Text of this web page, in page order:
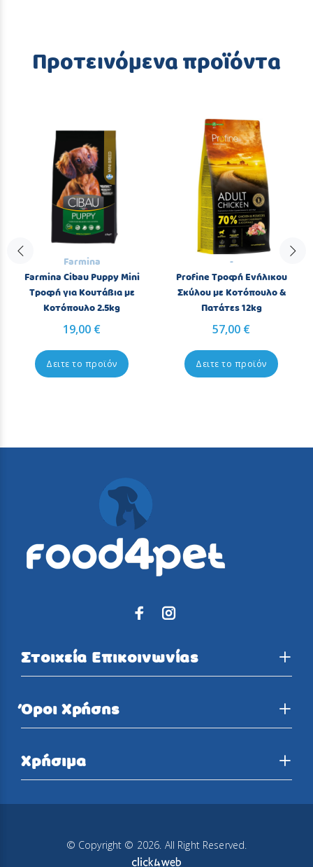
Προτεινόμενα προϊόντα
Farmina
Farmina Cibau Puppy Mini
Τροφή για Κουτάβια με
Κοτόπουλο 2.5kg
19,00 €
Δειτε το προϊόν
-
Profine Τροφή Ενήλικου
Σκύλου με Κοτόπουλο &
Πατάτες 12kg
57,00 €
Δειτε το προϊόν
Στοιχεία Επικοινωνίας
Όροι Χρήσης
Χρήσιμα
© Copyright © 2026. All Right Reserved.